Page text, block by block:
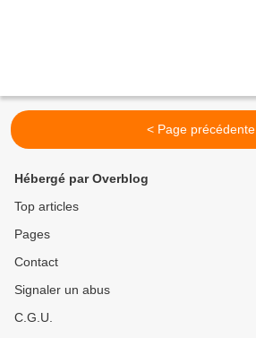
< Page précédente
Hébergé par Overblog
Top articles
Pages
Contact
Signaler un abus
C.G.U.